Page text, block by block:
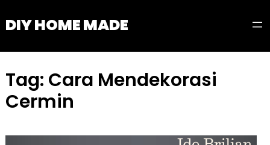
toDIY HOME MADE
Tag: Cara Mendekorasi
Cermin